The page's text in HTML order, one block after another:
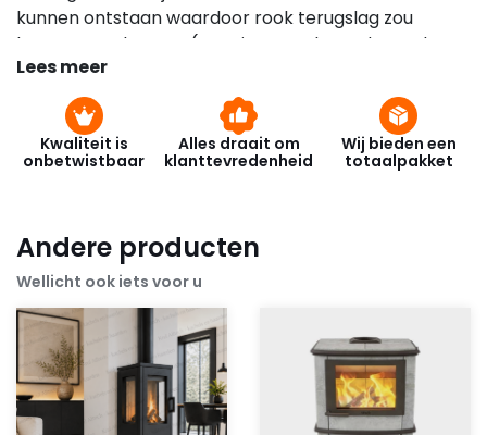
kunnen ontstaan waardoor rook terugslag zou
kunnen voorkomen. ( Woningen gebouwd met de
nieuwste isolatie normen )
Lees meer
Kwaliteit is
onbetwistbaar
Alles draait om
klanttevredenheid
Wij bieden een
totaalpakket
Andere producten
Wellicht ook iets voor u